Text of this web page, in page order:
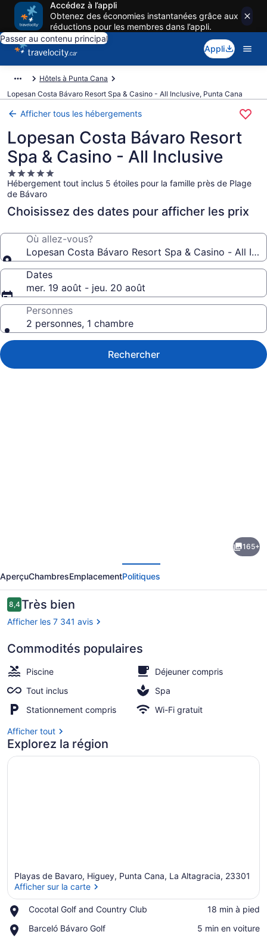
Accédez à l’appli
Obtenez des économies instantanées grâce aux
réductions pour les membres dans l’appli.
Passer au contenu principal
Appli
Hôtels à Punta Cana
Lopesan Costa Bávaro Resort Spa & Casino - All Inclusive, Punta Cana
Afficher tous les hébergements
Lopesan Costa Bávaro Resort
Spa & Casino - All Inclusive
Hébergement
5.0 étoiles
Hébergement tout inclus 5 étoiles pour la famille près de Plage
de Bávaro
Choisissez des dates pour afficher les prix
Où allez-vous?
Lopesan Costa Bávaro Resort Spa & Casino - All
Dates
mer. 19 août - jeu. 20 août
Personnes
2 personnes, 1 chambre
Rechercher
Lopesan
Costa
Bávaro
Resort
&
Casino
All
Inclusive
5 piscines extérieures, accès
165+
AperçuChambresEmplacementPolitiques
Avis
8,48,4 sur 10 –
Très bien
Afficher les 7 341 avis
Commodités populaires
Piscine
Déjeuner compris
Tout inclus
Spa
Stationnement compris
Wi-Fi gratuit
Afficher tout
Explorez la région
Playas de Bavaro, Higuey, Punta Cana, La Altagracia, 23301
Afficher sur la carte
Cocotal Golf and Country Club
Place,
Golf
‪18 min à pied‬
Barceló Bávaro Golf
Place,
‪5 min en voiture‬